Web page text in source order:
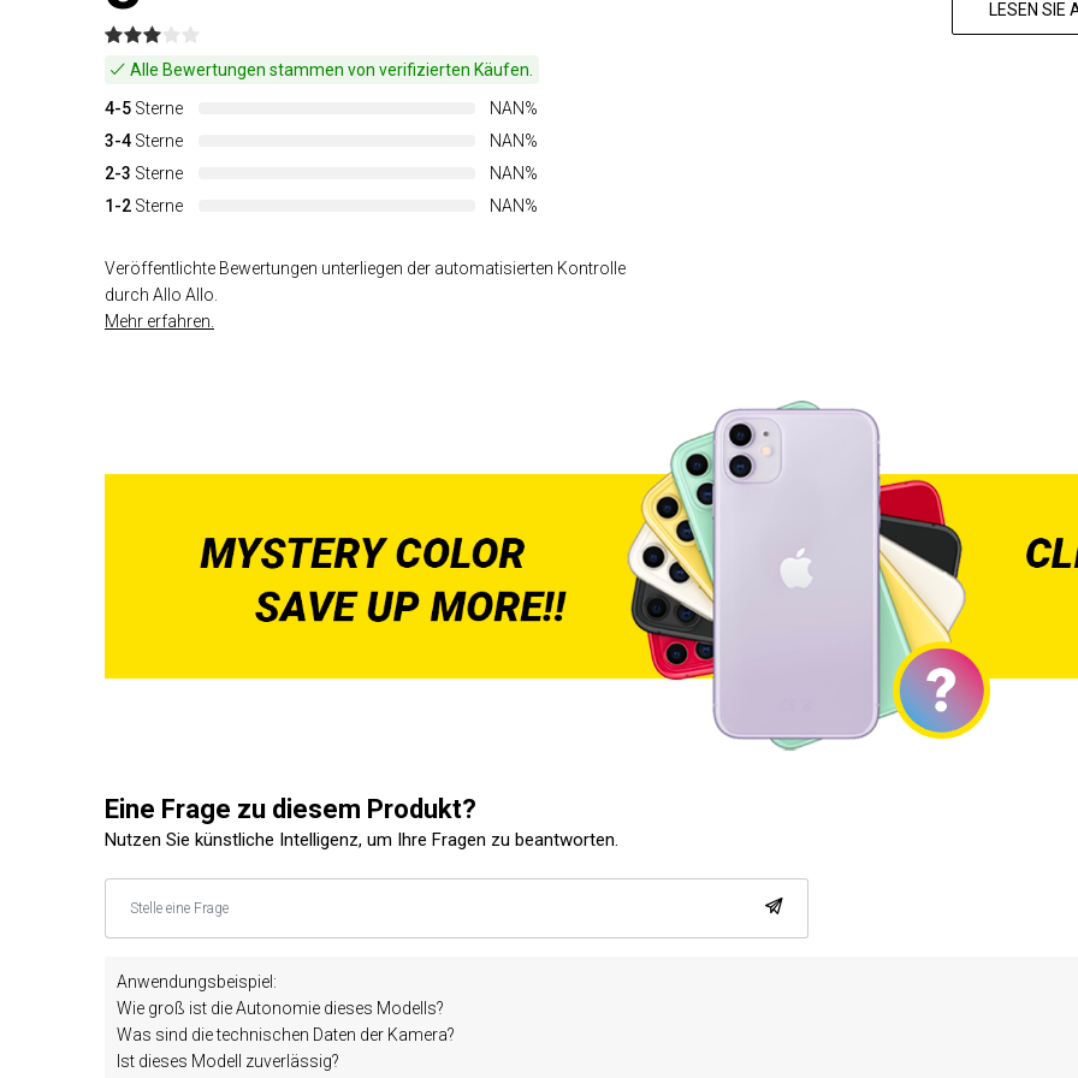
Alle Bewertungen stammen von verifizierten Käufen.
4-5 Sterne
NAN%
3-4 Sterne
NAN%
2-3 Sterne
NAN%
1-2 Sterne NAN%
Veröffentlichte Bewertungen unterliegen der automatisierten Kontrolle
durch Allo Allo.
Mehr erfahren.
LESEN SIE
Eine Frage zu diesem Produkt?
Nutzen Sie künstliche Intelligenz, um Ihre Fragen zu beantworten.
Anwendungsbeispiel:
Wie groß ist die Autonomie dieses Modells?
Was sind die technischen Daten der Kamera?
Ist dieses Modell zuverlässig?